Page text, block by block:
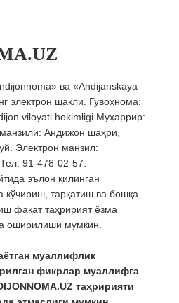
ва «Andijanskaya
электрон шакли. Гувоҳнома:
viloyati hokimligi.Муҳаррир:
Андижон шаҳри,
Электрон манзил:
91-478-02-57.
эълон қилинган
кўчириш, тарқатиш ва бошқа
фақат таҳририят ёзма
оширилиши мумкин.
муаллифлик
фикрлар муаллифга
таҳририяти